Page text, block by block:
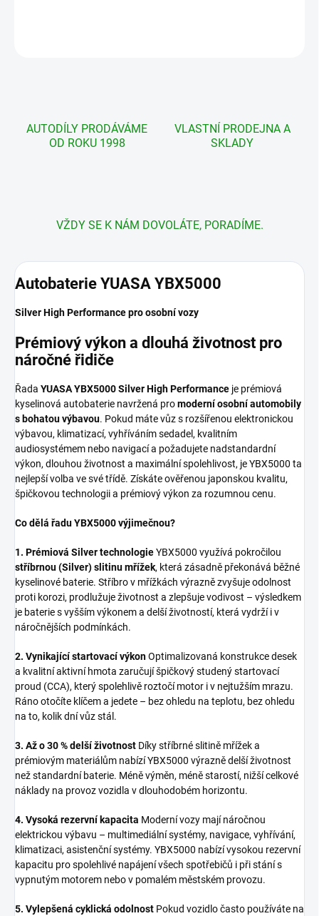
AUTODÍLY PRODÁVÁME
OD ROKU 1998
VLASTNÍ PRODEJNA A
SKLADY
VŽDY SE K NÁM DOVOLÁTE, PORADÍME.
Autobaterie YUASA YBX5000
Silver High Performance pro osobní vozy
Prémiový výkon a dlouhá životnost pro
náročné řidiče
Řada YUASA YBX5000 Silver High Performance je prémiová
kyselinová autobaterie navržená promoderní osobní automobily
s bohatou výbavou. Pokud máte vůz s rozšířenou elektronickou
výbavou, klimatizací, vyhříváním sedadel, kvalitním
audiosystémem nebo navigací a požadujete nadstandardní
výkon, dlouhou životnost a maximální spolehlivost, je YBX5000 ta
nejlepší volba ve své třídě. Získáte ověřenou japonskou kvalitu,
špičkovou technologii a prémiový výkon za rozumnou cenu.
Co dělá řadu YBX5000 výjimečnou?
1. Prémiová Silver technologieYBX5000 využívá pokročilou
stříbrnou (Silver) slitinu mřížek, která zásadně překonává běžné
kyselinové baterie. Stříbro v mřížkách výrazně zvyšuje odolnost
proti korozi, prodlužuje životnost a zlepšuje vodivost – výsledkem
je baterie s vyšším výkonem a delší životností, která vydrží i v
náročnějších podmínkách.
2. Vynikající startovací výkonOptimalizovaná konstrukce desek
a kvalitní aktivní hmota zaručují špičkový studený startovací
proud (CCA), který spolehlivě roztočí motor i v nejtužším mrazu.
Ráno otočíte klíčem a jedete – bez ohledu na teplotu, bez ohledu
na to, kolik dní vůz stál.
3. Až o 30 % delší životnost Díky stříbrné slitině mřížek a
prémiovým materiálům nabízí YBX5000 výrazně delší životnost
než standardní baterie. Méně výměn, méně starostí, nižší celkové
náklady na provoz vozidla v dlouhodobém horizontu.
4. Vysoká rezervní kapacita Moderní vozy mají náročnou
elektrickou výbavu – multimediální systémy, navigace, vyhřívání,
klimatizaci, asistenční systémy. YBX5000 nabízí vysokou rezervní
kapacitu pro spolehlivé napájení všech spotřebičů i při stání s
vypnutým motorem nebo v pomalém městském provozu.
5. Vylepšená cyklická odolnost Pokud vozidlo často používáte na